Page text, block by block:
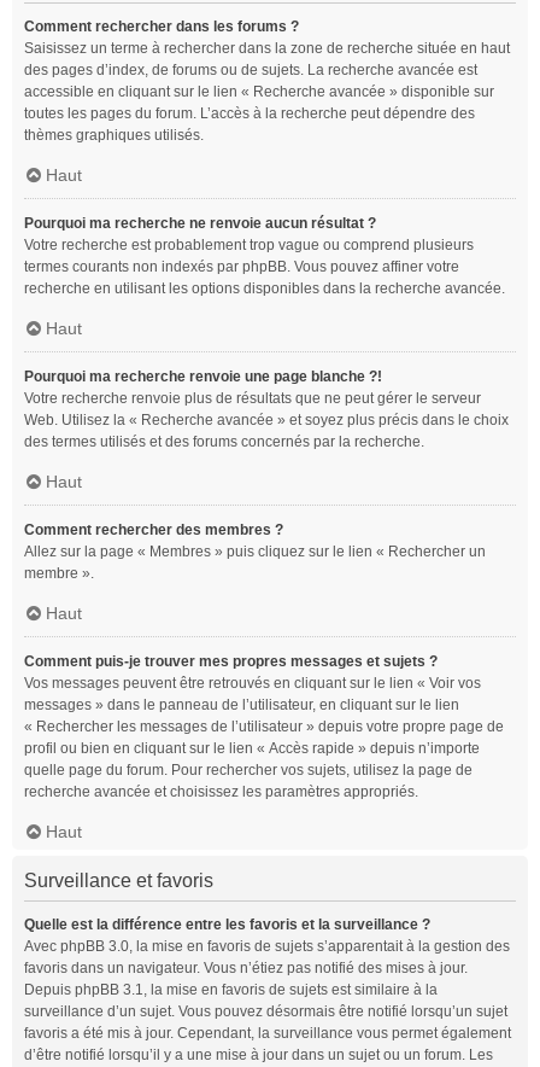
Comment rechercher dans les forums ?
Saisissez un terme à rechercher dans la zone de recherche située en haut
des pages d’index, de forums ou de sujets. La recherche avancée est
accessible en cliquant sur le lien « Recherche avancée » disponible sur
toutes les pages du forum. L’accès à la recherche peut dépendre des
thèmes graphiques utilisés.
Haut
Pourquoi ma recherche ne renvoie aucun résultat ?
Votre recherche est probablement trop vague ou comprend plusieurs
termes courants non indexés par phpBB. Vous pouvez affiner votre
recherche en utilisant les options disponibles dans la recherche avancée.
Haut
Pourquoi ma recherche renvoie une page blanche ?!
Votre recherche renvoie plus de résultats que ne peut gérer le serveur
Web. Utilisez la « Recherche avancée » et soyez plus précis dans le choix
des termes utilisés et des forums concernés par la recherche.
Haut
Comment rechercher des membres ?
Allez sur la page « Membres » puis cliquez sur le lien « Rechercher un
membre ».
Haut
Comment puis-je trouver mes propres messages et sujets ?
Vos messages peuvent être retrouvés en cliquant sur le lien « Voir vos
messages » dans le panneau de l’utilisateur, en cliquant sur le lien
« Rechercher les messages de l’utilisateur » depuis votre propre page de
profil ou bien en cliquant sur le lien « Accès rapide » depuis n’importe
quelle page du forum. Pour rechercher vos sujets, utilisez la page de
recherche avancée et choisissez les paramètres appropriés.
Haut
Surveillance et favoris
Quelle est la différence entre les favoris et la surveillance ?
Avec phpBB 3.0, la mise en favoris de sujets s’apparentait à la gestion des
favoris dans un navigateur. Vous n’étiez pas notifié des mises à jour.
Depuis phpBB 3.1, la mise en favoris de sujets est similaire à la
surveillance d’un sujet. Vous pouvez désormais être notifié lorsqu’un sujet
favoris a été mis à jour. Cependant, la surveillance vous permet également
d’être notifié lorsqu’il y a une mise à jour dans un sujet ou un forum. Les